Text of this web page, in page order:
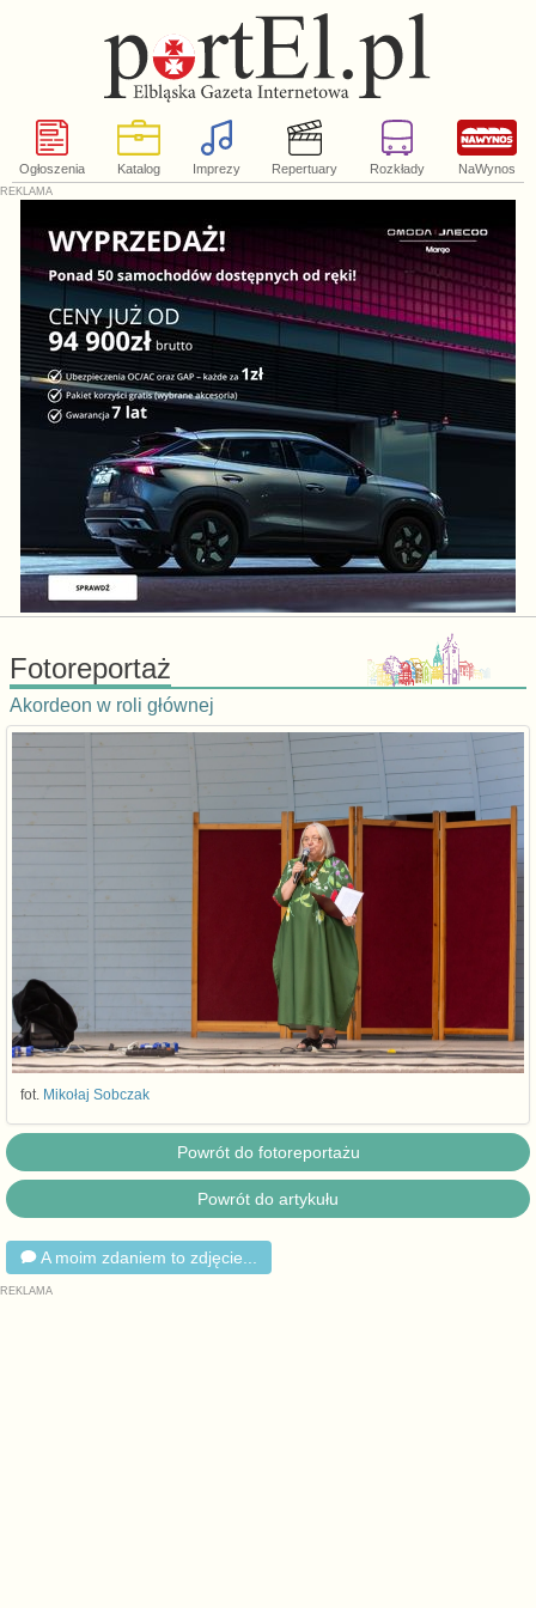
Ogłoszenia Katalog Imprezy Repertuary Rozkłady NaWynos
Fotoreportaż
Akordeon w roli głównej
fot. Mikołaj Sobczak
Powrót do fotoreportażu
Powrót do artykułu
A moim zdaniem to zdjęcie...